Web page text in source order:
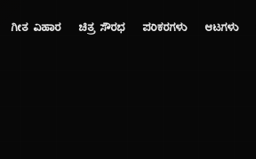
ಗೀತ ವಿಹಾರ ಚಿತ್ರ ಸೌರಭ ಪರಿಕರಗಳು ಆಟಗಳು